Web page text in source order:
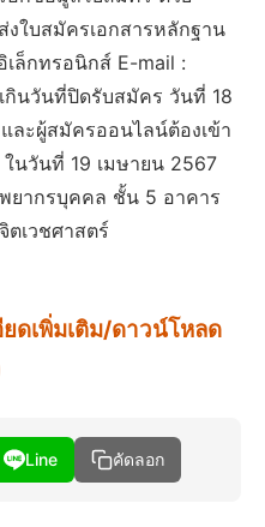
ใบสมัครเอกสารหลักฐาน
ล็กทรอนิกส์ E-mail :
กินวันที่ปิดรับสมัคร วันที่ 18
ละผู้สมัครออนไลน์ต้องเข้า
นวันที่ 19 เมษายน 2567
ยากรบุคคล ชั้น 5 อาคาร
ตเวชศาสตร์
ดเพิ่มเติม/ดาวน์โหลด
Line คัดลอก